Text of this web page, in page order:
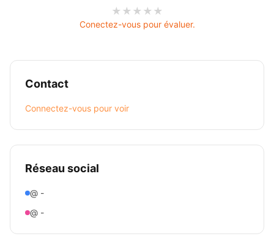
★ ★ ★ ★ ★
Conectez-vous pour évaluer.
Contact
Connectez-vous pour voir
Réseau social
@ -
@ -